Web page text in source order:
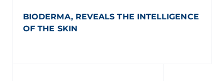
BIODERMA, REVEALS THE INTELLIGENCE
OF THE SKIN